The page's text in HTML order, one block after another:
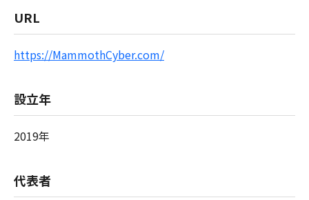
URL
https://MammothCyber.com/
設立年
2019年
代表者